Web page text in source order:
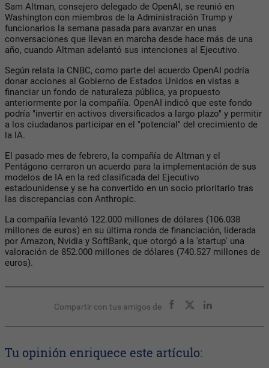
Sam Altman, consejero delegado de OpenAI, se reunió en
Washington con miembros de la Administración Trump y
funcionarios la semana pasada para avanzar en unas
conversaciones que llevan en marcha desde hace más de una
año, cuando Altman adelantó sus intenciones al Ejecutivo.
Según relata la CNBC, como parte del acuerdo OpenAI podría
donar acciones al Gobierno de Estados Unidos en vistas a
financiar un fondo de naturaleza pública, ya propuesto
anteriormente por la compañía. OpenAI indicó que este fondo
podría "invertir en activos diversificados a largo plazo" y permitir
a los ciudadanos participar en el "potencial" del crecimiento de
la IA.
El pasado mes de febrero, la compañía de Altman y el
Pentágono cerraron un acuerdo para la implementación de sus
modelos de IA en la red clasificada del Ejecutivo
estadounidense y se ha convertido en un socio prioritario tras
las discrepancias con Anthropic.
La compañía levantó 122.000 millones de dólares (106.038
millones de euros) en su última ronda de financiación, liderada
por Amazon, Nvidia y SoftBank, que otorgó a la 'startup' una
valoración de 852.000 millones de dólares (740.527 millones de
euros).
Compartir con tus amigos de
Tu opinión enriquece este artículo: